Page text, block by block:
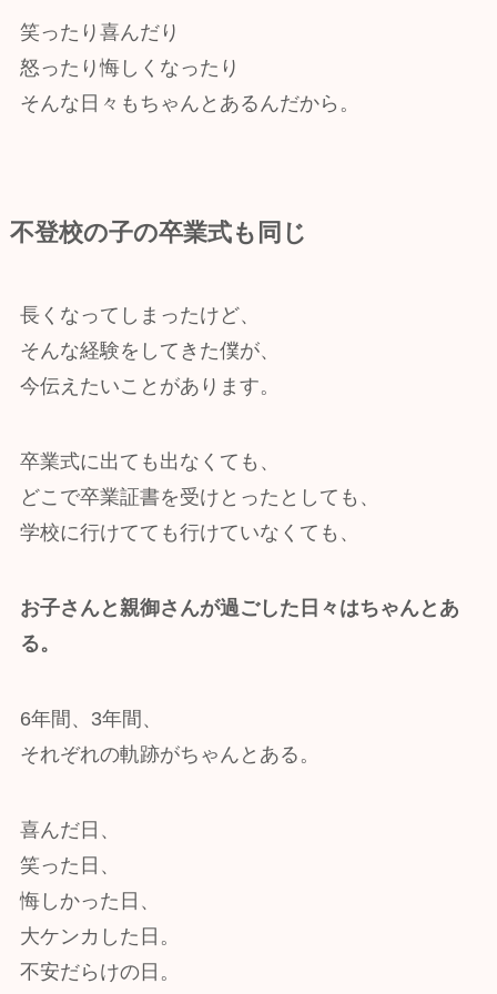
笑ったり喜んだり
怒ったり悔しくなったり
そんな日々もちゃんとあるんだから。
不登校の子の卒業式も同じ
長くなってしまったけど、
そんな経験をしてきた僕が、
今伝えたいことがあります。
卒業式に出ても出なくても、
どこで卒業証書を受けとったとしても、
学校に行けてても行けていなくても、
お子さんと親御さんが過ごした日々はちゃんとあ
る。
6年間、3年間、
それぞれの軌跡がちゃんとある。
喜んだ日、
笑った日、
悔しかった日、
大ケンカした日。
不安だらけの日。